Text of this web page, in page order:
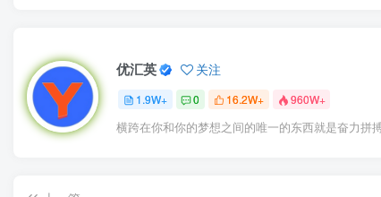
优汇英 关注
1.9W+ 0 16.2W+ 960W+
横跨在你和你的梦想之间的唯一的东西就是奋力拼